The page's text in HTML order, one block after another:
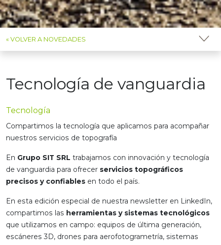
« VOLVER A NOVEDADES
Tecnología de vanguardia
Tecnología
Compartimos la tecnología que aplicamos para acompañar
nuestros servicios de topografía
En Grupo SIT SRL trabajamos con innovación y tecnología
de vanguardia para ofrecer servicios topográficos
precisos y confiables en todo el país.
En esta edición especial de nuestra newsletter en LinkedIn,
compartimos las herramientas y sistemas tecnológicos
que utilizamos en campo: equipos de última generación,
escáneres 3D, drones para aerofotogrametría, sistemas